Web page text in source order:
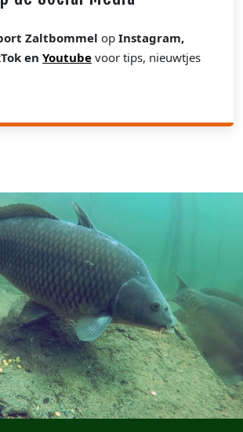
Zaltbommel op Instagram,
en Youtube voor tips, nieuwtjes